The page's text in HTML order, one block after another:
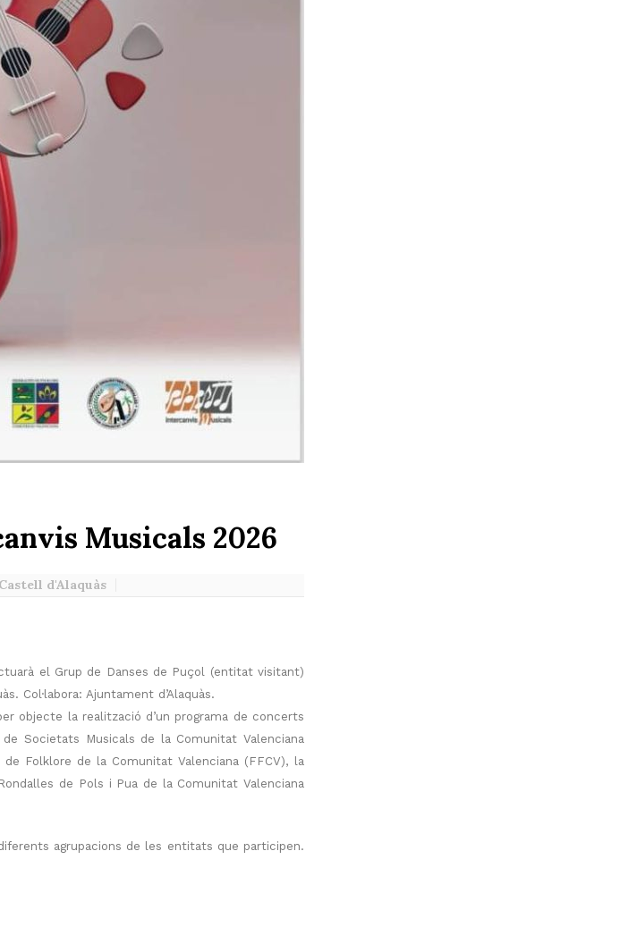
Musicals 2026
d'Alaquàs
el Grup de Danses de Puçol (entitat visitant)
Col·labora: Ajuntament d’Alaquàs.
objecte la realització d’un programa de concerts
Societats Musicals de la Comunitat Valenciana
de Folklore de la Comunitat Valenciana (FFCV), la
de Pols i Pua de la Comunitat Valenciana
agrupacions de les entitats que participen.